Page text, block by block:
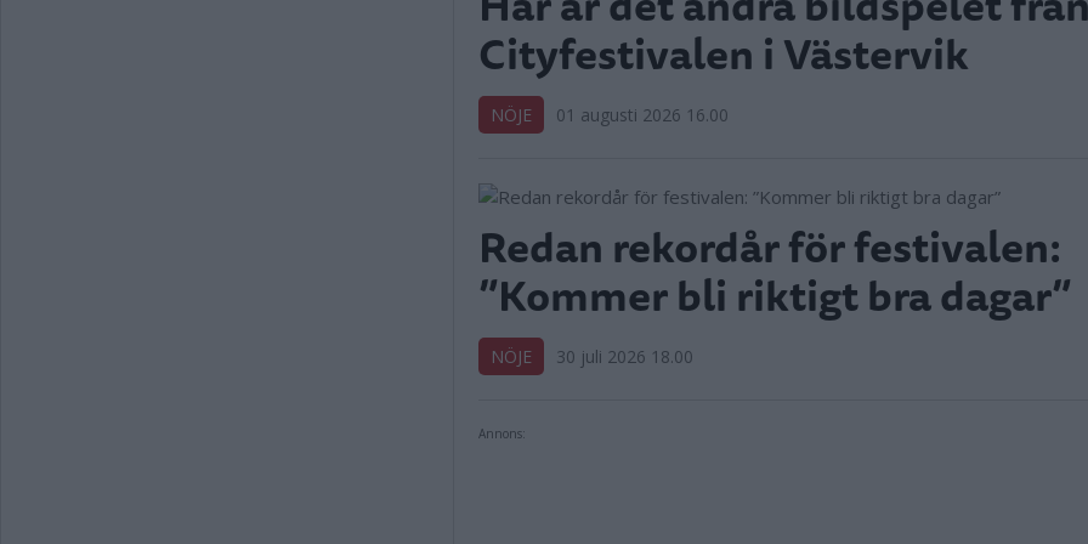
Cityfestivalen i Västervik
NÖJE 01 augusti 2026 16.00
Redan rekordår för festivalen:
”Kommer bli riktigt bra dagar”
NÖJE 30 juli 2026 18.00
Annons: